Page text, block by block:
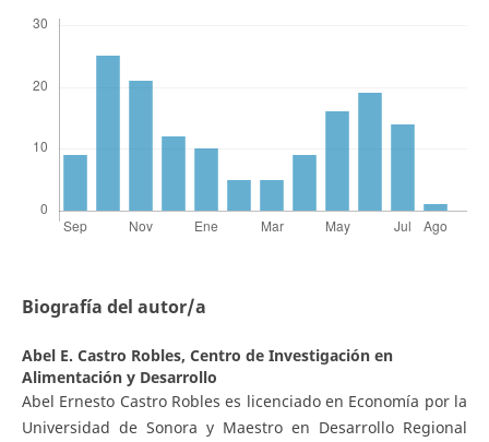
Biografía del autor/a
Abel E. Castro Robles, Centro de Investigación en
Alimentación y Desarrollo
Abel Ernesto Castro Robles es licenciado en Economía por la
Universidad de Sonora y Maestro en Desarrollo Regional